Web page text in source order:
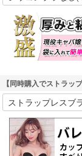
【同時購入でストラッ